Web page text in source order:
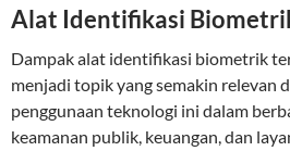
Alat Identifikasi
Dampak alat identifikasi biometrik
menjadi topik yang semakin relevan
penggunaan teknologi ini dalam
keamanan publik, keuangan, dan